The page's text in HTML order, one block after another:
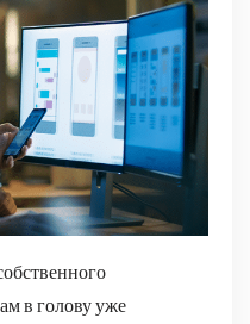
в голову уже